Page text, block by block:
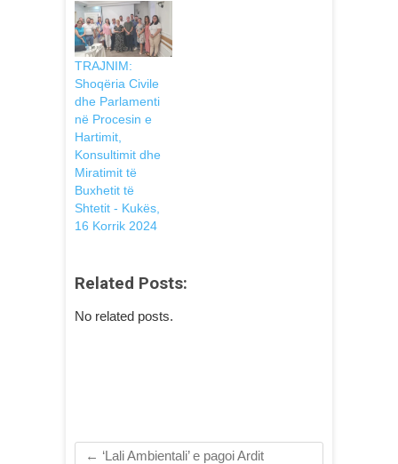
TRAJNIM:
Shoqëria Civile
dhe Parlamenti
në Procesin e
Hartimit,
Konsultimit dhe
Miratimit të
Buxhetit të
Shtetit - Kukës,
16 Korrik 2024
Related Posts:
No related posts.
← ‘Lali Ambientali’ e pagoi Ardit